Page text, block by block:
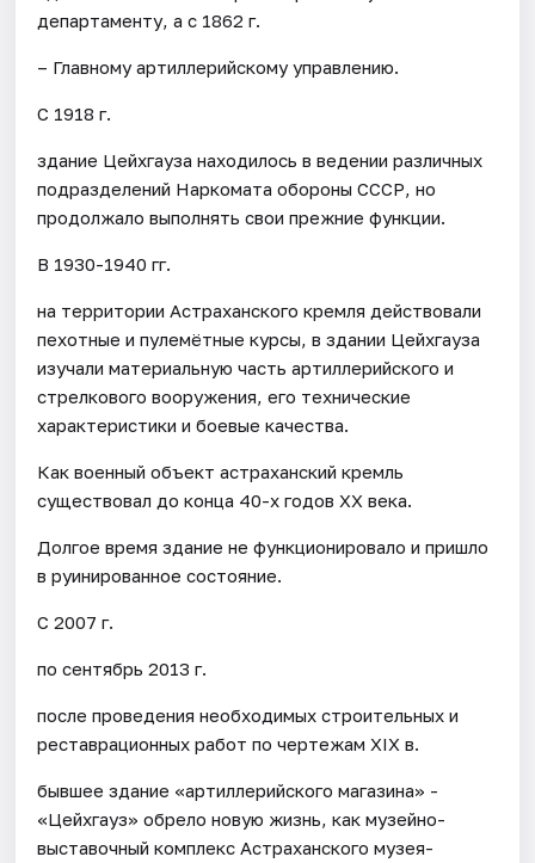
департаменту, а с 1862 г.
– Главному артиллерийскому управлению.
С 1918 г.
здание Цейхгауза находилось в ведении различных
подразделений Наркомата обороны СССР, но
продолжало выполнять свои прежние функции.
В 1930-1940 гг.
на территории Астраханского кремля действовали
пехотные и пулемётные курсы, в здании Цейхгауза
изучали материальную часть артиллерийского и
стрелкового вооружения, его технические
характеристики и боевые качества.
Как военный объект астраханский кремль
существовал до конца 40-х годов XX века.
Долгое время здание не функционировало и пришло
в руинированное состояние.
С 2007 г.
по сентябрь 2013 г.
после проведения необходимых строительных и
реставрационных работ по чертежам XIX в.
бывшее здание «артиллерийского магазина» -
«Цейхгауз» обрело новую жизнь, как музейно-
выставочный комплекс Астраханского музея-